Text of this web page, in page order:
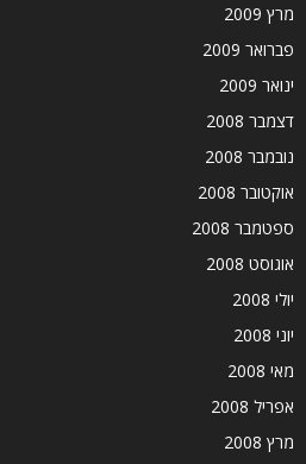
מרץ 2009
פברואר 2009
ינואר 2009
דצמבר 2008
נובמבר 2008
אוקטובר 2008
ספטמבר 2008
אוגוסט 2008
יולי 2008
יוני 2008
מאי 2008
אפריל 2008
מרץ 2008